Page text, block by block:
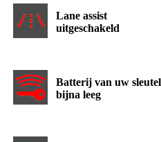
Lane assist
uitgeschakeld
Batterij van uw sleutel
bijna leeg